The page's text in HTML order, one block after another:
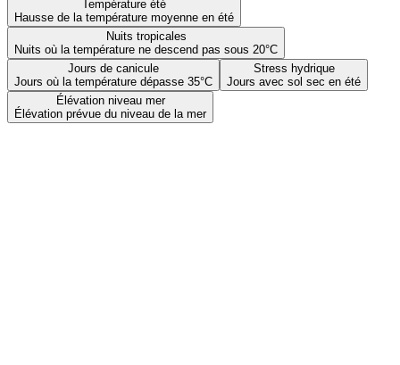
Température été
Hausse de la température moyenne en été
Nuits tropicales
Nuits où la température ne descend pas sous 20°C
Jours de canicule
Jours où la température dépasse 35°C
Stress hydrique
Jours avec sol sec en été
Élévation niveau mer
Élévation prévue du niveau de la mer